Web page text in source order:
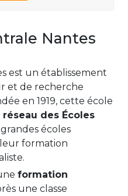
Nantes
est un établissement
et de recherche
en 1919, cette école
réseau des Écoles
écoles
formation
formation
une classe